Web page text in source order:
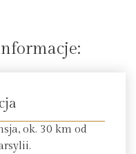
ok. 30 km od